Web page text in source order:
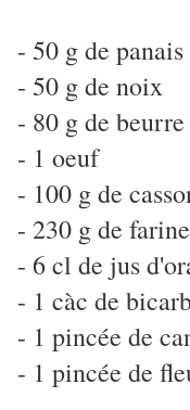
- 50 g de panais
- 50 g de noix
- 80 g de beurre
- 1 oeuf
- 100 g de
- 230 g de farine
- 6 cl de jus
- 1 càc de
- 1 pincée de
- 1 pincée de